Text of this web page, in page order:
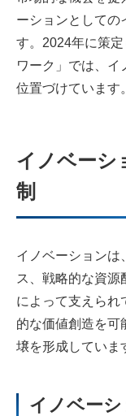
ーションとしての
す。2024年に策
ワーク」では、イ
位置づけています。
イノベーシ
制
イノベーションは
ス、戦略的な資源
によって支えられ
的な価値創造を可
壌を形成していま
イノベー